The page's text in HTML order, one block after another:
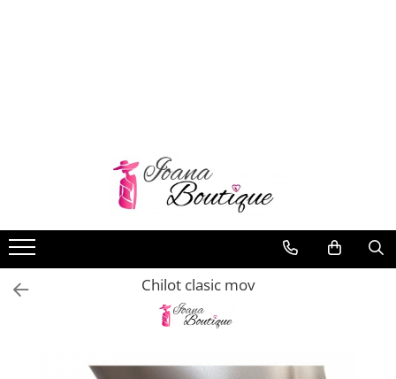
Chiloti clasici
Chiloti tanga
Compleuri & body-uri
Maiouri dama
Chilot clasic mov